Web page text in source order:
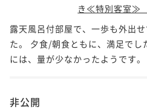
き≪特別客室≫
露天風呂付部屋で、一歩も外出
た。 夕食/朝食ともに、満足で
には、量が少なかったようです。
非公開